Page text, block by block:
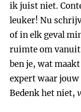
ik juist niet.
leuker! Nu
of in elk geval
ruimte om
ben je, wat
expert waar
Bedenk het niet,